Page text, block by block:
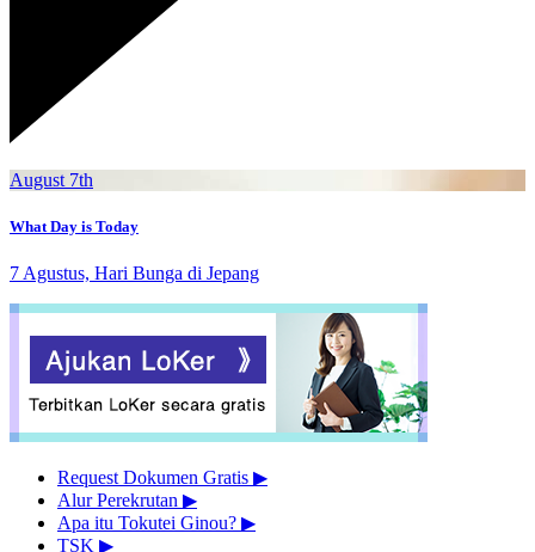
August 7th
What Day is Today
7 Agustus, Hari Bunga di Jepang
Request Dokumen Gratis ▶︎
Alur Perekrutan ▶︎
Apa itu Tokutei Ginou? ▶︎
TSK ▶︎